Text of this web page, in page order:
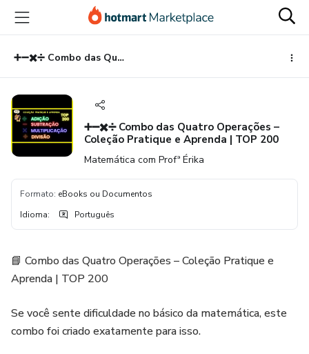
para
conteúdo
principal
para
pagamento
para
rodapé
➕➖✖️➗ Combo das Quatro Operações – Coleção Pratique e Aprenda | TOP 200
➕➖✖️➗ Combo das Quatro Operações –
Coleção Pratique e Aprenda | TOP 200
Matemática com Profª Érika
Formato: eBooks ou Documentos
Idioma: Português
📘 Combo das Quatro Operações – Coleção Pratique e
Aprenda | TOP 200
Se você sente dificuldade no básico da matemática, este
combo foi criado exatamente para isso.